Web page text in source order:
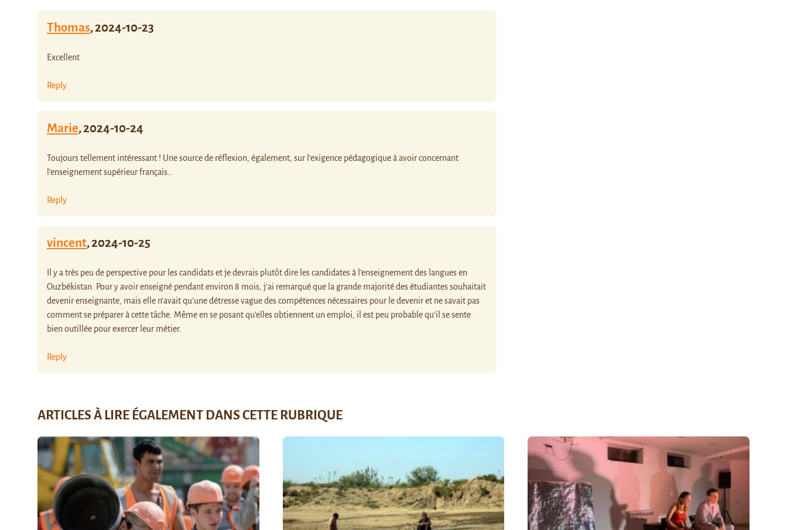
Thomas,2024-10-23
Excellent
Reply
Marie,2024-10-24
Toujours tellement intéressant ! Une source de réflexion, également, sur l’exigence pédagogique à avoir concernant
l’enseignement supérieur français…
Reply
vincent,2024-10-25
Il y a très peu de perspective pour les candidats et je devrais plutôt dire les candidates à l’enseignement des langues en
Ouzbékistan. Pour y avoir enseigné pendant environ 8 mois, j’ai remarqué que la grande majorité des étudiantes souhaitait
devenir enseignante, mais elle n’avait qu’une détresse vague des compétences nécessaires pour le devenir et ne savait pas
comment se préparer à cette tâche. Même en se posant qu’elles obtiennent un emploi, il est peu probable qu’il se sente
bien outillée pour exercer leur métier.
Reply
ARTICLES À LIRE ÉGALEMENT DANS CETTE RUBRIQUE